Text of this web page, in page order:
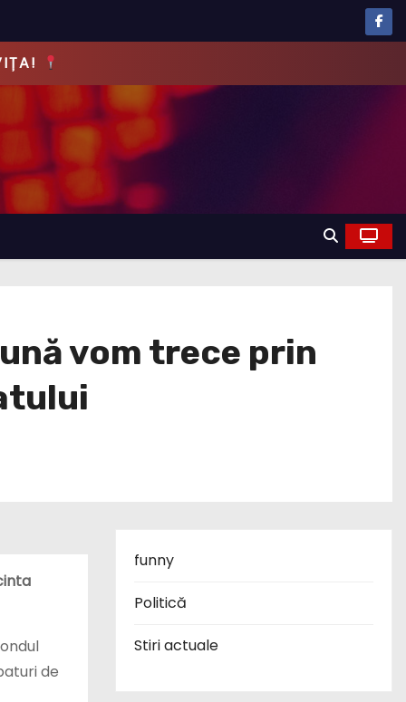
vom trece prin
de
funny
Politică
Stiri actuale